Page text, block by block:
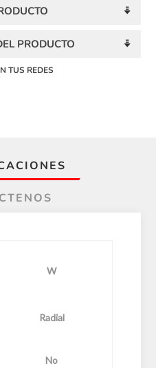
PRODUCTO
TUS REDES
W
Radial
No